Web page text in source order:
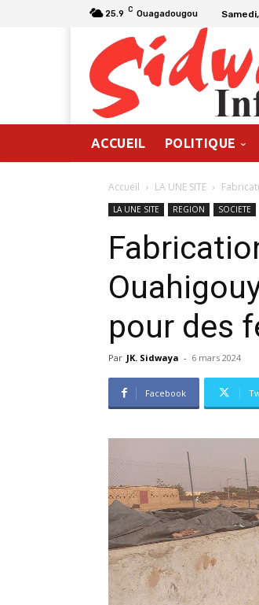
25.9 C Ouagadougou
ACCUEIL POLITIQUE
Accueil LA UNE SITE
LA UNE SITE REGION SOCIETE
pour des
Par JK. Sidwaya - 6 mars 2024
Facebook